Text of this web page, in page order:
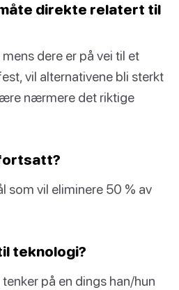
direkte relatert til
dere er på vei til et
vil alternativene bli sterkt
nærmere det riktige
som vil eliminere 50 % av
teknologi?
på en dings han/hun